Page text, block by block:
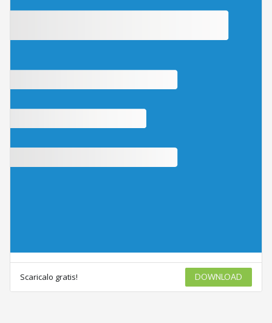
Scaricalo gratis! DOWNLOAD